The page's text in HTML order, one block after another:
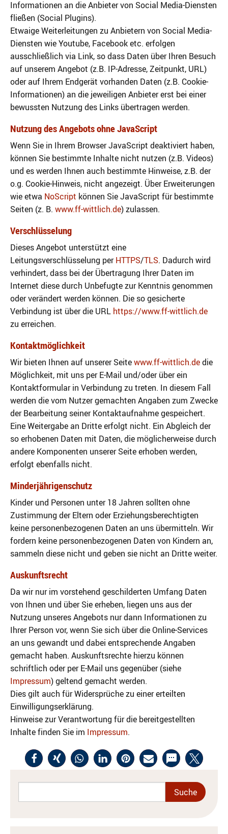
Informationen an die Anbieter von Social Media-Diensten
fließen (Social Plugins).
Etwaige Weiterleitungen zu Anbietern von Social Media-
Diensten wie Youtube, Facebook etc. erfolgen
ausschließlich via Link, so dass Daten über Ihren Besuch
auf unserem Angebot (z.B. IP-Adresse, Zeitpunkt, URL)
oder auf Ihrem Endgerät vorhanden Daten (z.B. Cookie-
Informationen) an die jeweiligen Anbieter erst bei einer
bewussten Nutzung des Links übertragen werden.
Nutzung des Angebots ohne JavaScript
Wenn Sie in Ihrem Browser JavaScript deaktiviert haben,
können Sie bestimmte Inhalte nicht nutzen (z.B. Videos)
und es werden Ihnen auch bestimmte Hinweise, z.B. der
o.g. Cookie-Hinweis, nicht angezeigt. Über Erweiterungen
wie etwa NoScript können Sie JavaScript für bestimmte
Seiten (z. B. www.ff-wittlich.de) zulassen.
Verschlüsselung
Dieses Angebot unterstützt eine
Leitungsverschlüsselung perHTTPS/TLS. Dadurch wird
verhindert, dass bei der Übertragung Ihrer Daten im
Internet diese durch Unbefugte zur Kenntnis genommen
oder verändert werden können. Die so gesicherte
Verbindung ist über die URL https://www.ff-wittlich.de
zu erreichen.
Kontaktmöglichkeit
Wir bieten Ihnen auf unserer Seitewww.ff-wittlich.dedie
Möglichkeit, mit uns per E-Mail und/oder über ein
Kontaktformular in Verbindung zu treten. In diesem Fall
werden die vom Nutzer gemachten Angaben zum Zwecke
der Bearbeitung seiner Kontaktaufnahme gespeichert.
Eine Weitergabe an Dritte erfolgt nicht. Ein Abgleich der
so erhobenen Daten mit Daten, die möglicherweise durch
andere Komponenten unserer Seite erhoben werden,
erfolgt ebenfalls nicht.
Minderjährigenschutz
Kinder und Personen unter 18 Jahren sollten ohne
Zustimmung der Eltern oder Erziehungsberechtigten
keine personenbezogenen Daten an uns übermitteln. Wir
fordern keine personenbezogenen Daten von Kindern an,
sammeln diese nicht und geben sie nicht an Dritte weiter.
Auskunftsrecht
Da wir nur im vorstehend geschilderten Umfang Daten
von Ihnen und über Sie erheben, liegen uns aus der
Nutzung unseres Angebots nur dann Informationen zu
Ihrer Person vor, wenn Sie sich über die Online-Services
an uns gewandt und dabei entsprechende Angaben
gemacht haben. Auskunftsrechte hierzu können
schriftlich oder per E-Mail uns gegenüber (siehe
Impressum) geltend gemacht werden.
Dies gilt auch für Widersprüche zu einer erteilten
Einwilligungserklärung.
Hinweise zur Verantwortung für die bereitgestellten
Inhalte finden Sie im Impressum.